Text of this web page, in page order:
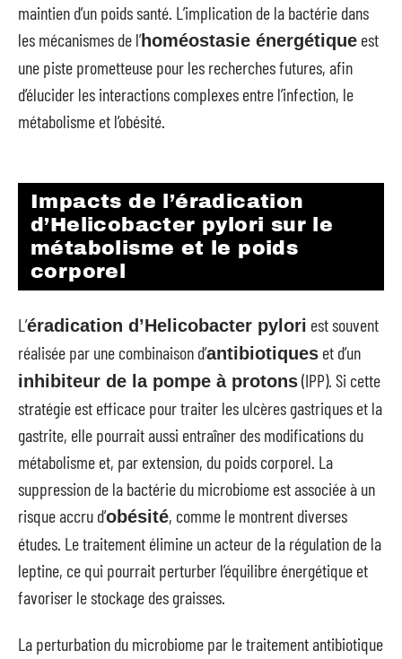
maintien d’un poids santé. L’implication de la bactérie dans
les mécanismes de l’homéostasie énergétique est
une piste prometteuse pour les recherches futures, afin
d’élucider les interactions complexes entre l’infection, le
métabolisme et l’obésité.
Impacts de l’éradication
d’Helicobacter pylori sur le
métabolisme et le poids
corporel
L’éradication d’Helicobacter pylori est souvent
réalisée par une combinaison d’antibiotiques et d’un
inhibiteur de la pompe à protons(IPP). Si cette
stratégie est efficace pour traiter les ulcères gastriques et la
gastrite, elle pourrait aussi entraîner des modifications du
métabolisme et, par extension, du poids corporel. La
suppression de la bactérie du microbiome est associée à un
risque accru d’obésité, comme le montrent diverses
études. Le traitement élimine un acteur de la régulation de la
leptine, ce qui pourrait perturber l’équilibre énergétique et
favoriser le stockage des graisses.
La perturbation du microbiome par le traitement antibiotique